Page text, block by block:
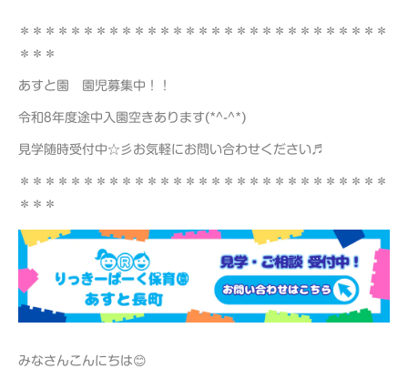
＊＊＊＊＊＊＊＊＊＊＊＊＊＊＊＊＊＊＊＊＊＊＊＊＊＊＊＊＊
＊＊＊
あすと園 園児募集中！！
令和8年度途中入園空きあります(*^-^*)
見学随時受付中☆彡お気軽にお問い合わせください♬
＊＊＊＊＊＊＊＊＊＊＊＊＊＊＊＊＊＊＊＊＊＊＊＊＊＊＊＊＊
＊＊＊
みなさんこんにちは😊